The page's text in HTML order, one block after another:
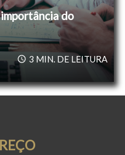
do
3 MIN. DE LEITURA